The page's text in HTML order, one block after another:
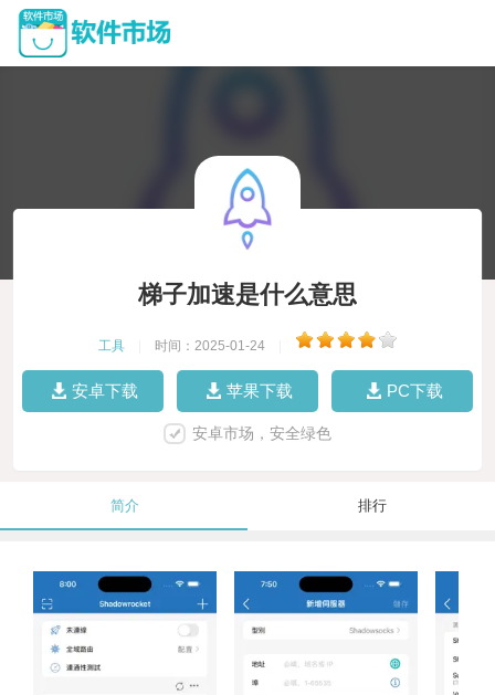
梯子加速是什么意思
工具 时间：2025-01-24
安卓下载 苹果下载 PC下载
安卓市场，安全绿色
简介 排行